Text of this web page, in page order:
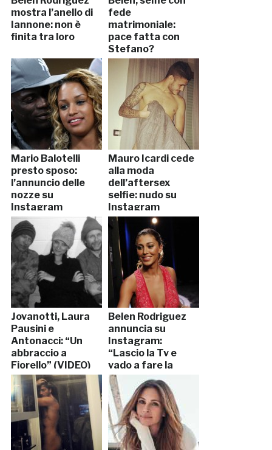
mostra l’anello di
Iannone: non è
finita tra loro
fede
matrimoniale:
pace fatta con
Stefano?
Mario Balotelli
presto sposo:
l’annuncio delle
nozze su
Instagram
Mauro Icardi cede
alla moda
dell’aftersex
selfie: nudo su
Instagram
Jovanotti, Laura
Pausini e
Antonacci: “Un
abbraccio a
Fiorello” (VIDEO)
Belen Rodriguez
annuncia su
Instagram:
“Lascio la Tv e
vado a fare la
parrucchiera”